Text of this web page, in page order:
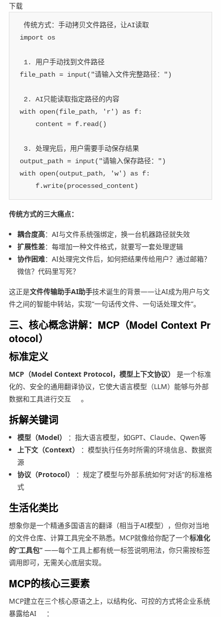
下载
传统方式：手动拷贝文件路径，让AI读取
import os
1. 用户手动找到文件路径
file_path = input( "请输入文件完整路径：")
2. AI只能读取指定路径的内容
with open(file_path, 'r' ) as f:
    content
= f. read ( )
3. 处理完后，用户需要手动保存结果
output_path = input( "请输入保存路径：")
with open(output_path, 'w' ) as f:
    f
.write(processed_content)
传统方式的三大痛点：
耦合度高：AI与文件系统强绑定，换一台机器路径就失效
扩展性差：每增加一种文件格式，就要写一套处理逻辑
协作困难：AI处理完文件后，如何把结果传给用户？通过邮箱？
微信？代码里写死？
这正是文件传输助手AI助手技术诞生的背景——让AI成为用户与文
件之间的智能中转站，实现“一句话传文件、一句话处理文件”。
三、核心概念讲解：MCP（Model Context Pr
otocol）
标准定义
MCP（Model Context Protocol，模型上下文协议）
是一个标准
化的、安全的通用翻译协议，它使大语言模型（LLM）能够与外部
数据和工具进行交互
。
拆解关键词
模型（Model）
：指大语言模型，如GPT、Claude、Qwen等
上下文（Context）
：模型执行任务时所需的环境信息、数据资
源
协议（Protocol）
：规定了模型与外部系统如何“对话”的标准格
式
生活化类比
想象你是一个精通多国语言的翻译（相当于AI模型），但你对当地
的文件仓库、计算工具完全不熟悉。MCP就像给你配了一个标准化
的“工具包”——每个工具上都有统一标签说明用法，你只需按标签
调用即可，无需关心底层实现。
MCP的核心三要素
MCP建立在三个核心原语之上，以结构化、可控的方式将企业系统
暴露给AI
：